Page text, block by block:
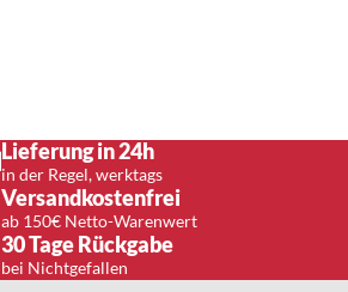
Lieferung in 24h
in der Regel, werktags
Versandkostenfrei
ab 150€ Netto-Warenwert
30 Tage Rückgabe
bei Nichtgefallen